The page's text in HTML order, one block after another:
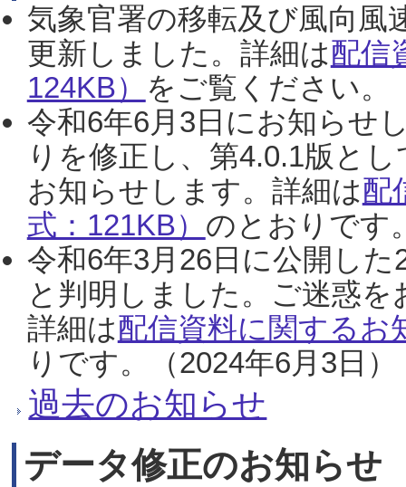
気象官署の移転及び風向風
更新しました。詳細は配信
124KB） をご覧ください。
令和6年6月3日にお知らせ
りを修正し、第4.0.1版と
お知らせします。詳細は配
式：121KB） のとおりです
令和6年3月26日に公開し
と判明しました。ご迷惑
詳細は配信資料に関するお
りです。（2024年6月3日）
過去のお知らせ
データ修正のお知らせ